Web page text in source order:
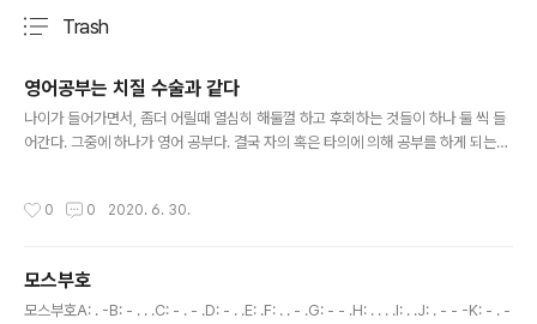
Trash
영어공부는 치질 수술과 같다
나이가 들어가면서, 좀더 어릴때 열심히 해둘껄 하고 후회하는 것들이 하나 둘 씩 들
어간다. 그중에 하나가 영어 공부다. 결국 자의 혹은 타의에 의해 공부를 하게 되는데,
감퇴하고, 시간도 부족하다. 글로벌화 시대에, 영어는 필수가 아닌 생존이다. 최신 IT
0 0 2020. 6. 30.
모스부호
모스부호A: . -B: - . . .C: - . - .D: - . .E: .F: . . - .G: - - .H: . . . .I: . .J: . - - -K: - . -